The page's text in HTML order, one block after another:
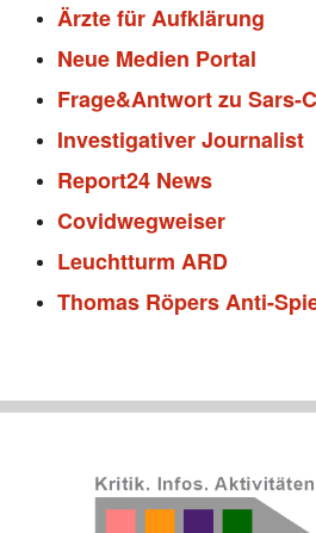
Ärzte für Aufklärung
Neue Medien Portal
Frage&Antwort zu Sars-
Investigativer Journalist
Report24 News
Covidwegweiser
Leuchtturm ARD
Thomas Röpers Anti-